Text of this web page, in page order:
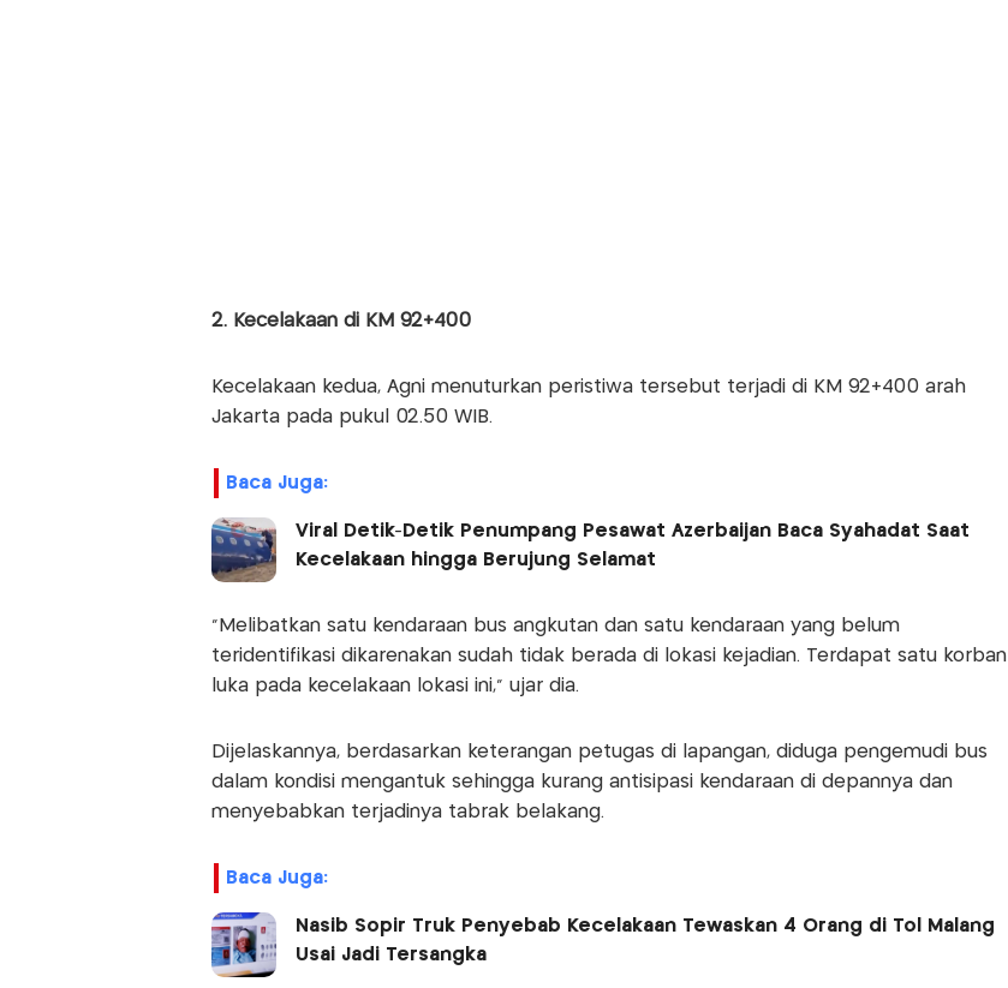
2. Kecelakaan di KM 92+400
Kecelakaan kedua, Agni menuturkan peristiwa tersebut terjadi di KM 92+400 arah
Jakarta pada pukul 02.50 WIB.
Baca Juga:
Viral Detik-Detik Penumpang Pesawat Azerbaijan Baca Syahadat Saat
Kecelakaan hingga Berujung Selamat
“Melibatkan satu kendaraan bus angkutan dan satu kendaraan yang belum
teridentifikasi dikarenakan sudah tidak berada di lokasi kejadian. Terdapat satu korban
luka pada kecelakaan lokasi ini,” ujar dia.
Dijelaskannya, berdasarkan keterangan petugas di lapangan, diduga pengemudi bus
dalam kondisi mengantuk sehingga kurang antisipasi kendaraan di depannya dan
menyebabkan terjadinya tabrak belakang.
Baca Juga:
Nasib Sopir Truk Penyebab Kecelakaan Tewaskan 4 Orang di Tol Malang
Usai Jadi Tersangka